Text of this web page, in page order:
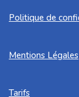
Politique de
Mentions Légales
Tarifs